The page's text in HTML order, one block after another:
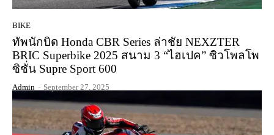
BIKE
ทัพนักบิด Honda CBR Series ล่าชัย NEXZTER
BRIC Superbike 2025 สนาม 3 “ไฮเปค” ซิวโพลโพ
ซิชั่น Supre Sport 600
Admin - September 27, 2025